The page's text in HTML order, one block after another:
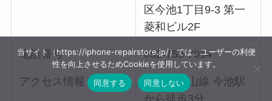
区今池1丁目9-3 第一
菱和ビル2F
電話番号 052-753-7014
アクセス情報
地下鉄東山線 今池駅
当サイト（https://iphone-repairstore.jp/）では、ユーザーの利便
性を向上させるためCookieを使用しています。
同意する
同意しない